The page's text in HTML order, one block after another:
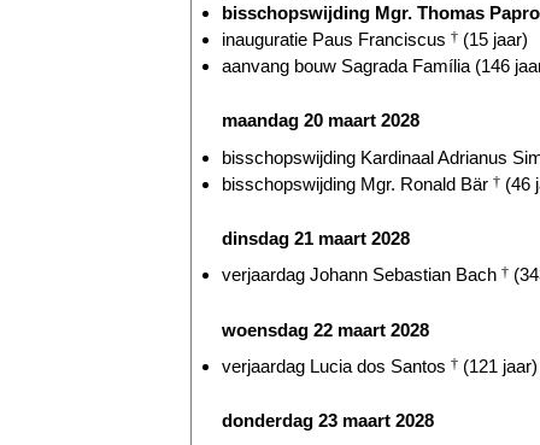
bisschopswijding Mgr. Thomas
inauguratie Paus Franciscus † (15 jaar)
aanvang bouw Sagrada Família (146
maandag 20 maart 2028
bisschopswijding Kardinaal Adrianus
bisschopswijding Mgr. Ronald Bär † (46
dinsdag 21 maart 2028
verjaardag Johann Sebastian Bach †
woensdag 22 maart 2028
verjaardag Lucia dos Santos † (121 jaar)
donderdag 23 maart 2028